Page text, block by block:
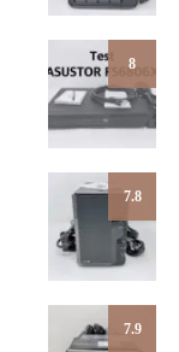
8
7.8
7.9